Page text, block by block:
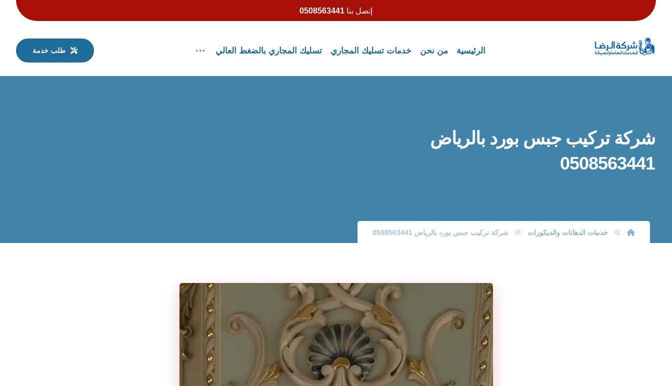
إتصل بنا 0508563441
الرئيسية من نحن خدمات تسليك المجاري تسليك المجاري بالضغط العالي طلب خدمة
شركة تركيب جبس بورد بالرياض
0508563441
خدمات الدهانات والديكورات شركة تركيب جبس بورد بالرياض 0508563441